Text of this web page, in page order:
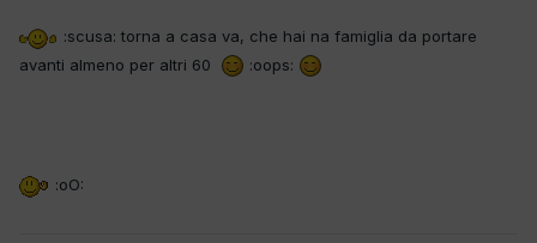
:scusa: torna a casa va, che hai na famiglia da portare
avanti almeno per altri 60
:oops:
:oO: